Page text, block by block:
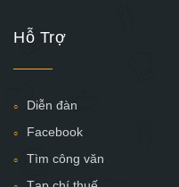
Hỗ Trợ
Diễn đàn
Facebook
Tìm công văn